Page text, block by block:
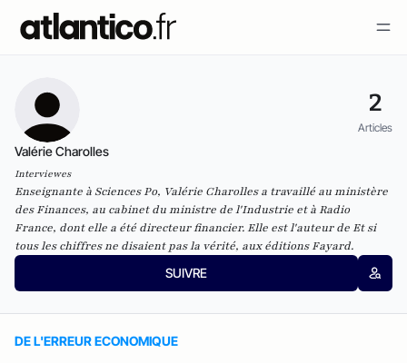
2
Articles
Valérie Charolles
Interviewes
Enseignante à Sciences Po, Valérie Charolles a travaillé au ministère
des Finances, au cabinet du ministre de l'Industrie et à Radio
France, dont elle a été directeur financier. Elle est l'auteur deEt si
tous les chiffres ne disaient pas la vérité, aux éditions Fayard.
SUIVRE
DE L'ERREUR ECONOMIQUE